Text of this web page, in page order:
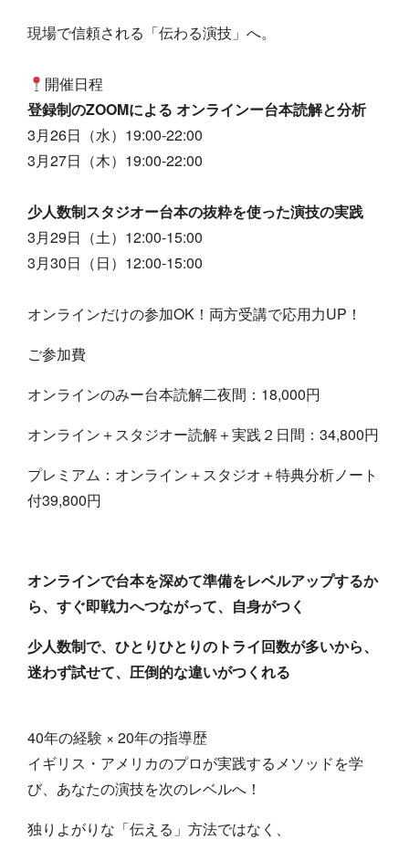
現場で信頼される「伝わる演技」へ。
開催日程
登録制のZOOMによる オンラインー台本読解と分析
3月26日（水）19:00-22:00
3月27日（木）19:00-22:00
少人数制スタジオー台本の抜粋を使った演技の実践
3月29日（土）12:00-15:00
3月30日（日）12:00-15:00
オンラインだけの参加OK！両方受講で応用力UP！
ご参加費
オンラインのみー台本読解二夜間：18,000円
オンライン＋スタジオー読解＋実践２日間：34,800円
プレミアム：オンライン＋スタジオ＋特典分析ノート
付39,800円
オンラインで台本を深めて準備をレベルアップするか
ら、すぐ即戦力へつながって、自身がつく
少人数制で、ひとりひとりのトライ回数が多いから、
迷わず試せて、圧倒的な違いがつくれる
40年の経験 × 20年の指導歴
イギリス・アメリカのプロが実践するメソッドを学
び、あなたの演技を次のレベルへ！
独りよがりな「伝える」方法ではなく、